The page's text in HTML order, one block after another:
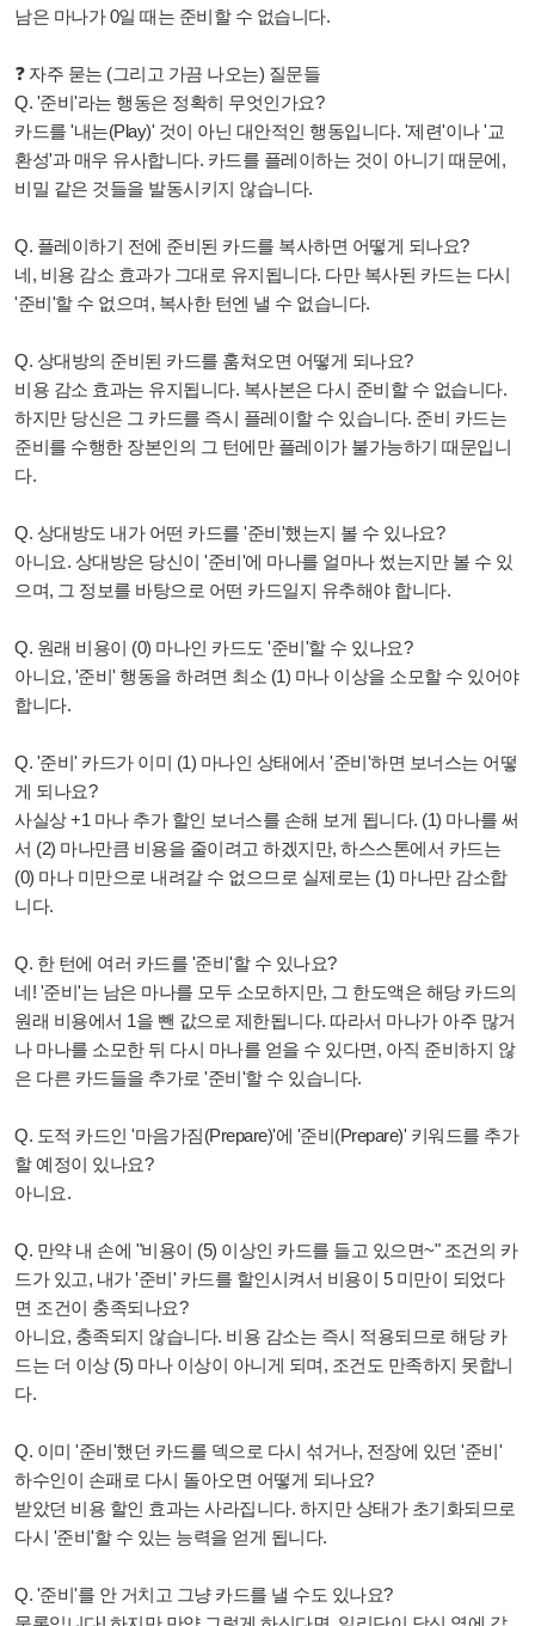
남은 마나가 0일 때는 준비할 수 없습니다.
❓ 자주 묻는 (그리고 가끔 나오는) 질문들
Q. '준비'라는 행동은 정확히 무엇인가요?
카드를 '내는(Play)' 것이 아닌 대안적인 행동입니다. '제련'이나 '교
환성'과 매우 유사합니다. 카드를 플레이하는 것이 아니기 때문에,
비밀 같은 것들을 발동시키지 않습니다.
Q. 플레이하기 전에 준비된 카드를 복사하면 어떻게 되나요?
네, 비용 감소 효과가 그대로 유지됩니다. 다만 복사된 카드는 다시
'준비'할 수 없으며, 복사한 턴엔 낼 수 없습니다.
Q. 상대방의 준비된 카드를 훔쳐오면 어떻게 되나요?
비용 감소 효과는 유지됩니다. 복사본은 다시 준비할 수 없습니다.
하지만 당신은 그 카드를 즉시 플레이할 수 있습니다. 준비 카드는
준비를 수행한 장본인의 그 턴에만 플레이가 불가능하기 때문입니
다.
Q. 상대방도 내가 어떤 카드를 '준비'했는지 볼 수 있나요?
아니요. 상대방은 당신이 '준비'에 마나를 얼마나 썼는지만 볼 수 있
으며, 그 정보를 바탕으로 어떤 카드일지 유추해야 합니다.
Q. 원래 비용이 (0) 마나인 카드도 '준비'할 수 있나요?
아니요, '준비' 행동을 하려면 최소 (1) 마나 이상을 소모할 수 있어야
합니다.
Q. '준비' 카드가 이미 (1) 마나인 상태에서 '준비'하면 보너스는 어떻
게 되나요?
사실상 +1 마나 추가 할인 보너스를 손해 보게 됩니다. (1) 마나를 써
서 (2) 마나만큼 비용을 줄이려고 하겠지만, 하스스톤에서 카드는
(0) 마나 미만으로 내려갈 수 없으므로 실제로는 (1) 마나만 감소합
니다.
Q. 한 턴에 여러 카드를 '준비'할 수 있나요?
네! '준비'는 남은 마나를 모두 소모하지만, 그 한도액은 해당 카드의
원래 비용에서 1을 뺀 값으로 제한됩니다. 따라서 마나가 아주 많거
나 마나를 소모한 뒤 다시 마나를 얻을 수 있다면, 아직 준비하지 않
은 다른 카드들을 추가로 '준비'할 수 있습니다.
Q. 도적 카드인 '마음가짐(Prepare)'에 '준비(Prepare)' 키워드를 추가
할 예정이 있나요?
아니요.
Q. 만약 내 손에 "비용이 (5) 이상인 카드를 들고 있으면~" 조건의 카
드가 있고, 내가 '준비' 카드를 할인시켜서 비용이 5 미만이 되었다
면 조건이 충족되나요?
아니요, 충족되지 않습니다. 비용 감소는 즉시 적용되므로 해당 카
드는 더 이상 (5) 마나 이상이 아니게 되며, 조건도 만족하지 못합니
다.
Q. 이미 '준비'했던 카드를 덱으로 다시 섞거나, 전장에 있던 '준비'
하수인이 손패로 다시 돌아오면 어떻게 되나요?
받았던 비용 할인 효과는 사라집니다. 하지만 상태가 초기화되므로
다시 '준비'할 수 있는 능력을 얻게 됩니다.
Q. '준비'를 안 거치고 그냥 카드를 낼 수도 있나요?